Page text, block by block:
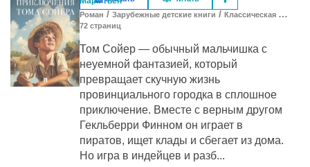
Роман / Зарубежные детские книги / Классическая литература
72 cтраниц
Том Сойер — обычный мальчишка с
неуемной фантазией, который
превращает скучную жизнь
провинциального городка в сплошное
приключение. Вместе с верным другом
Гекльберри Финном он играет в
пиратов, ищет клады и сбегает из дома.
Но игра в индейцев и разб...